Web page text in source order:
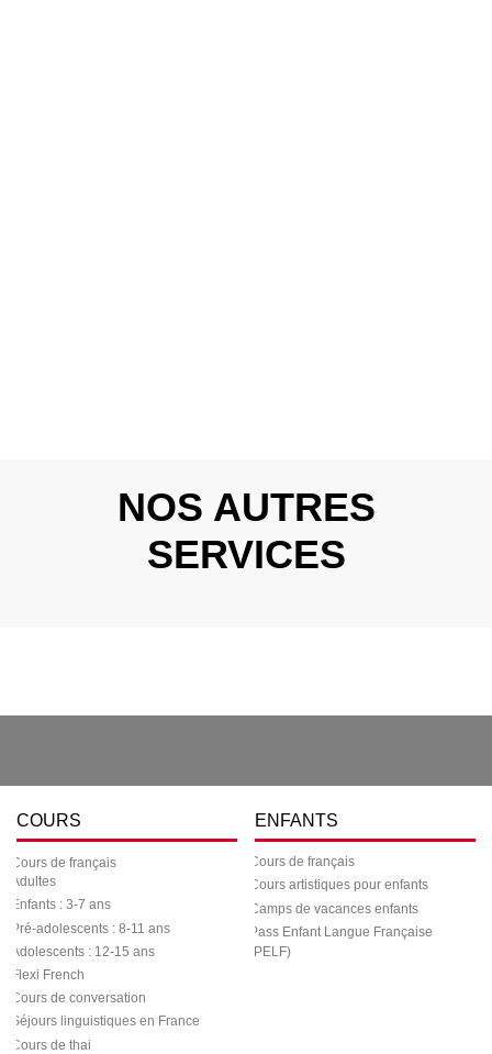
NOS AUTRES
SERVICES
COURS
Cours de français
Adultes
Enfants : 3-7 ans
Pré-adolescents : 8-11 ans
Adolescents : 12-15 ans
Flexi French
Cours de conversation
Séjours linguistiques en France
Cours de thai
ENFANTS
Cours de français
Cours artistiques pour enfants
Camps de vacances enfants
Pass Enfant Langue Française
(PELF)